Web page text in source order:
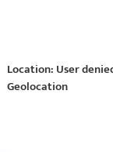
Location: User
Geolocation